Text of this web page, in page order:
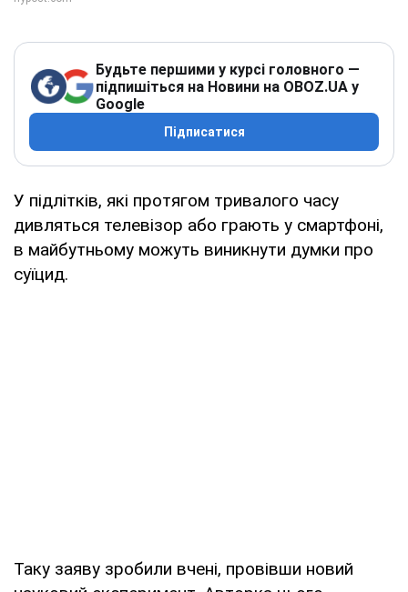
Будьте першими у курсі головного —
підпишіться на Новини на OBOZ.UA у
Google
Підписатися
У підлітків, які протягом тривалого часу
дивляться телевізор або грають у смартфоні,
в майбутньому можуть виникнути думки про
суїцид.
Таку заяву зробили вчені, провівши новий